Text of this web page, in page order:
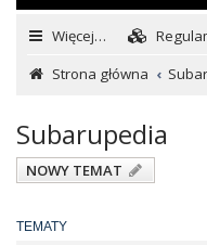
Więcej…
Strona główna
Subarupedia
NOWY TEMAT
TEMATY